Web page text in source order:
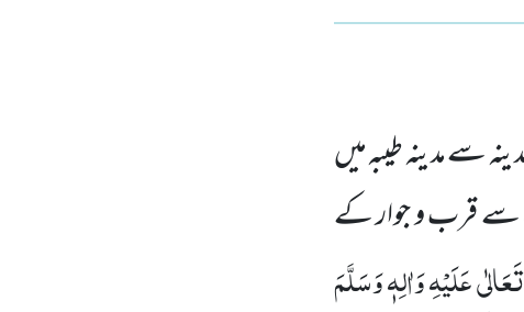
سے مدینہ طیبہ میں
سے قرب و جوار کے
عَلَیْہِ وَاٰلِہٖ وَسَلَّمَ